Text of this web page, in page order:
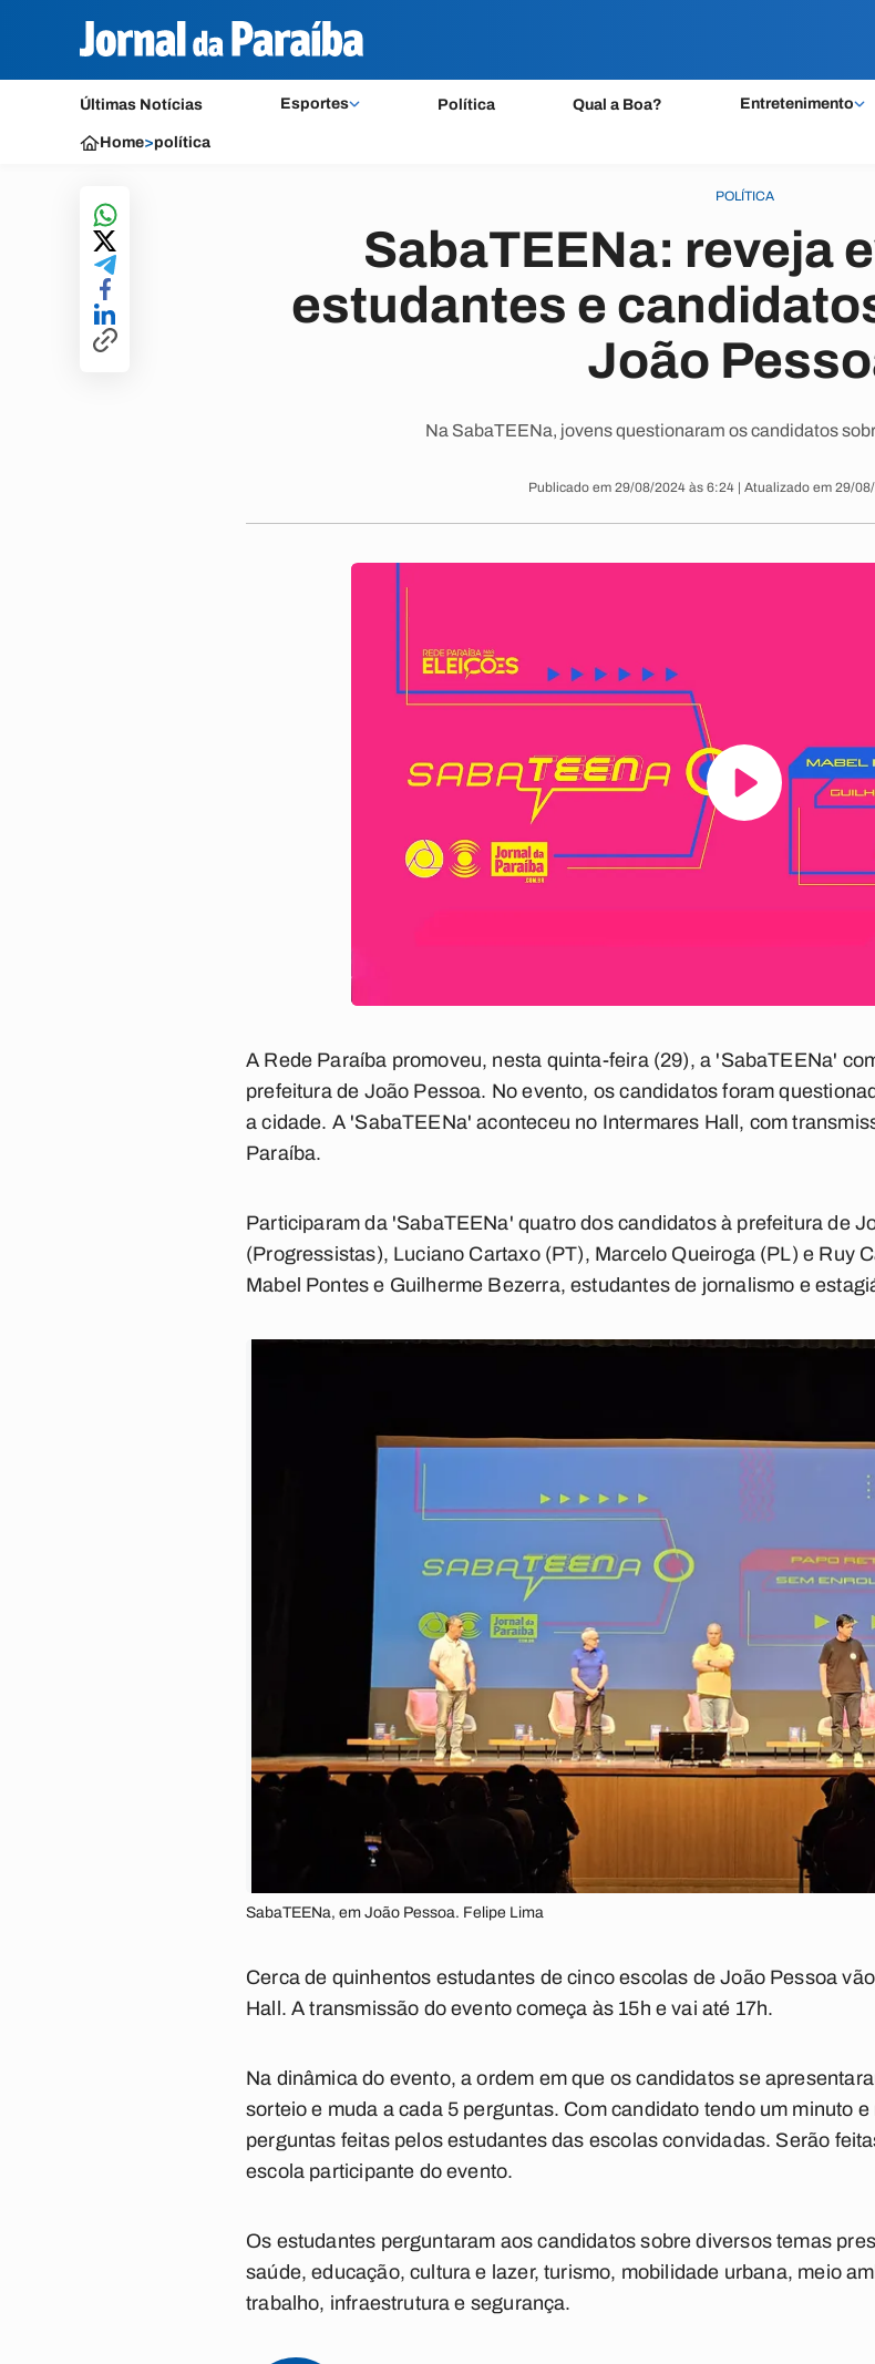
Últimas Notícias Esportes Política Qual a Boa? Entretenimento
Home>política
POLÍTICA
SabaTEENa: reveja
estudantes e
João
Na SabaTEENa, jovens questionaram os candidatos
Publicado em 29/08/2024 às 6:24 | Atualizado em 29/
A Rede Paraíba promoveu, nesta quinta-feira (29), a 'SabaTEENa'
prefeitura de João Pessoa. No evento, os candidatos foram
a cidade. A 'SabaTEENa' aconteceu no Intermares Hall, com
Paraíba.
Participaram da 'SabaTEENa' quatro dos candidatos à prefeitura de
(Progressistas), Luciano Cartaxo (PT), Marcelo Queiroga (PL) e Ruy
Mabel Pontes e Guilherme Bezerra, estudantes de jornalismo e
SabaTEENa, em João Pessoa. Felipe Lima
Cerca de quinhentos estudantes de cinco escolas de João Pessoa
Hall. A transmissão do evento começa às 15h e vai até 17h.
Na dinâmica do evento, a ordem em que os candidatos se
sorteio e muda a cada 5 perguntas. Com candidato tendo um minuto
perguntas feitas pelos estudantes das escolas convidadas. Serão
escola participante do evento.
Os estudantes perguntaram aos candidatos sobre diversos temas
saúde, educação, cultura e lazer, turismo, mobilidade urbana, meio
trabalho, infraestrutura e segurança.